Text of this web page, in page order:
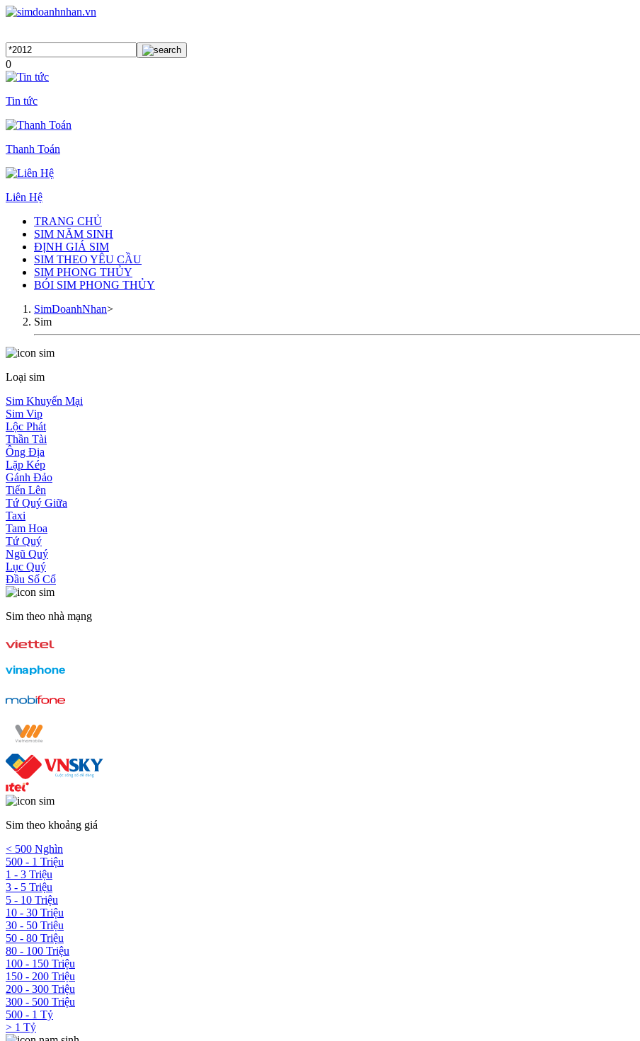
0
Tin tức
Thanh Toán
Liên Hệ
TRANG CHỦ
SIM NĂM SINH
ĐỊNH GIÁ SIM
SIM THEO YÊU CẦU
SIM PHONG THỦY
BÓI SIM PHONG THỦY
SimDoanhNhan>
Sim
Loại sim
Sim Khuyến Mại
Sim Vip
Lộc Phát
Thần Tài
Ông Địa
Lặp Kép
Gánh Đảo
Tiến Lên
Tứ Quý Giữa
Taxi
Tam Hoa
Tứ Quý
Ngũ Quý
Lục Quý
Đầu Số Cổ
Sim theo nhà mạng
Sim theo khoảng giá
< 500 Nghìn
500 - 1 Triệu
1 - 3 Triệu
3 - 5 Triệu
5 - 10 Triệu
10 - 30 Triệu
30 - 50 Triệu
50 - 80 Triệu
80 - 100 Triệu
100 - 150 Triệu
150 - 200 Triệu
200 - 300 Triệu
300 - 500 Triệu
500 - 1 Tỷ
> 1 Tỷ